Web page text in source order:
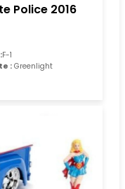
Police 2016
F-1
: Greenlight